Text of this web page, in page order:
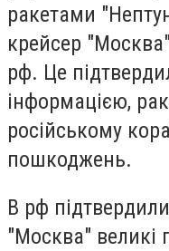
ракетами
крейсер
рф. Це
інформацією,
російському
пошкоджень.
В рф
"Москва" великі